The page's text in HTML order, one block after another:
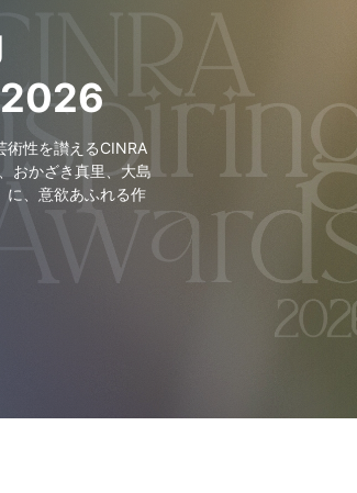
術性を讃えるCINRA
おかざき真里、大島
に、意欲あふれる作